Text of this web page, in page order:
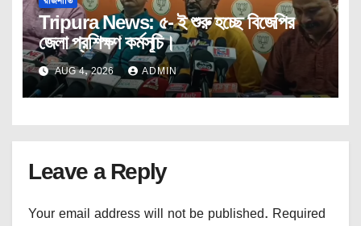
Tripura News: ৫- ই শুরু হচ্ছে বিজেপির
জেলা প্রশিক্ষণ কর্মসূচি।
AUG 4, 2026 ADMIN
Leave a Reply
Your email address will not be published. Required